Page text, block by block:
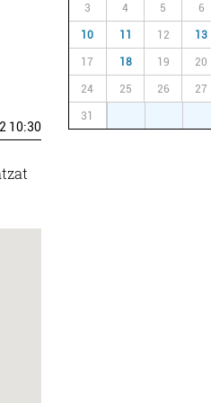
10:30
3 4 5 6
10 11 12 13
17 18 19 20
24 25 26 27
31